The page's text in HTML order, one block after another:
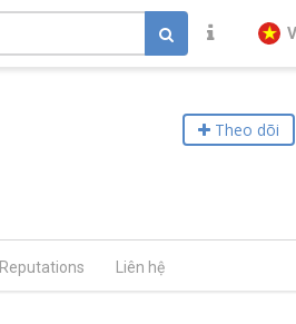
VI
Theo dõi
Reputations Liên hệ